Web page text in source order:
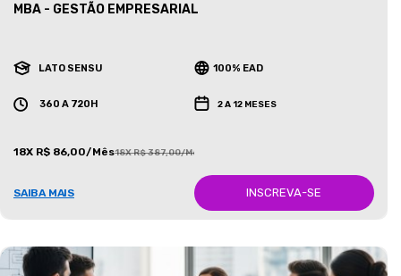
MBA - GESTÃO EMPRESARIAL
LATO SENSU 100% EAD
360 A 720H 2 A 12 MESES
18X R$ 86,00/Mês18X R$ 387,00/Mês
SAIBA MAIS INSCREVA-SE